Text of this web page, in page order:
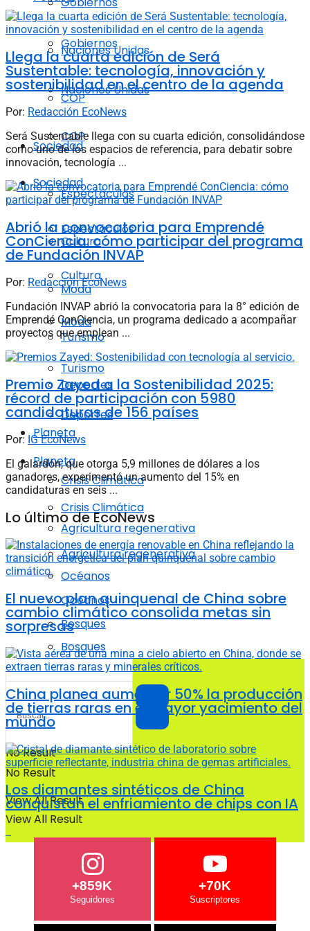
Naciones Unidas
COP
Sociedad
Espectáculos
Cultura
Moda
Turismo
Deportes
Planeta
Crisis Climática
Agricultura regenerativa
Océanos
Bosques
No Result
View All Result
Gobiernos
Naciones Unidas
COP
Sociedad
Espectáculos
Cultura
Moda
Turismo
Deportes
Planeta
Crisis Climática
Agricultura regenerativa
Océanos
Bosques
No Result
View All Result
Llega la cuarta edición de Será
Sustentable: tecnología, innovación y
sostenibilidad en el centro de la agenda
Por: Redacción EcoNews
Será Sustentable llega con su cuarta edición, consolidándose
como uno de los espacios de referencia, para debatir sobre
innovación, tecnología ...
Abrió la convocatoria para Emprendé
ConCiencia: cómo participar del programa
de Fundación INVAP
Por: Redacción EcoNews
Fundación INVAP abrió la convocatoria para la 8° edición de
Emprendé ConCiencia, un programa dedicado a acompañar
proyectos que emplean ...
Premio Zayed a la Sostenibilidad 2025:
récord de participación con 5980
candidaturas de 156 países
Por: IG EcoNews
El galardón, que otorga 5,9 millones de dólares a los
ganadores, experimentó un aumento del 15% en
candidaturas en seis ...
Lo último de EcoNews
El nuevo plan quinquenal de China sobre
cambio climático consolida metas sin
sorpresas
China planea aumentar 50% la producción
de tierras raras en el mayor yacimiento del
mundo
Los diamantes sintéticos de China
conquistan el enfriamiento de chips con IA
+859K +70K